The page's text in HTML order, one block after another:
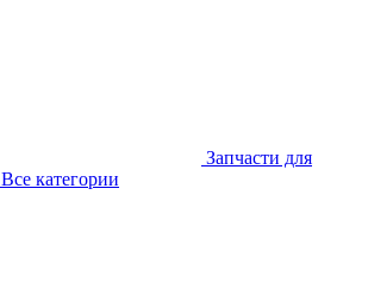
Запчасти для
Все категории